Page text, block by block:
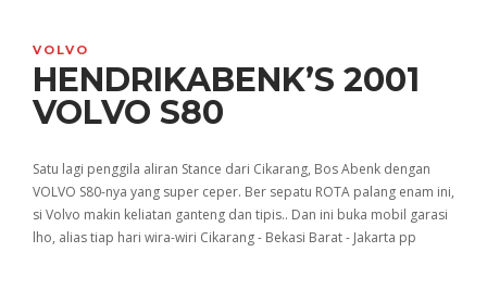
VOLVO
HENDRIKABENK’S 2001
VOLVO S80
Satu lagi penggila aliran Stance dari Cikarang, Bos Abenk dengan
VOLVO S80-nya yang super ceper. Ber sepatu ROTA palang enam ini,
si Volvo makin keliatan ganteng dan tipis.. Dan ini buka mobil garasi
lho, alias tiap hari wira-wiri Cikarang - Bekasi Barat - Jakarta pp